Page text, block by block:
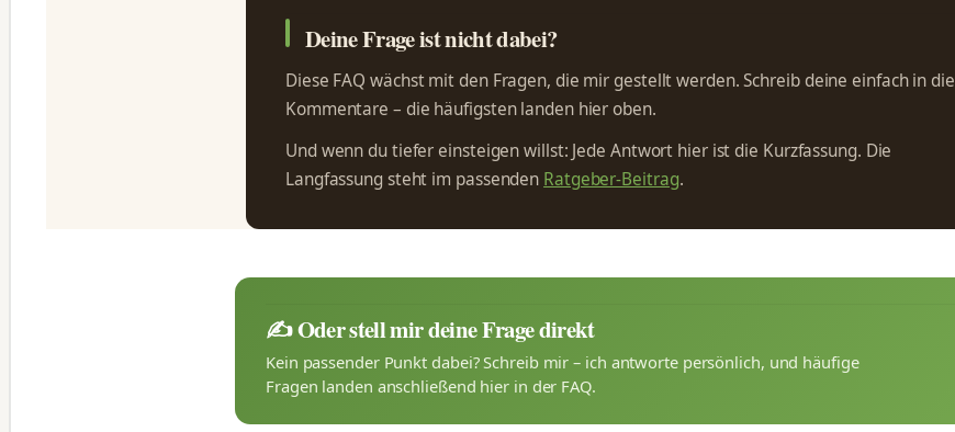
Deine Frage ist nicht dabei?
Diese FAQ wächst mit den Fragen, die mir gestellt werden. Schreib deine einfach in die
Kommentare – die häufigsten landen hier oben.
Und wenn du tiefer einsteigen willst: Jede Antwort hier ist die Kurzfassung. Die
Langfassung steht im passenden Ratgeber-Beitrag.
✍️ Oder stell mir deine Frage direkt
Kein passender Punkt dabei? Schreib mir – ich antworte persönlich, und häufige
Fragen landen anschließend hier in der FAQ.